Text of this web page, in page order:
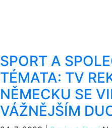
SPORT A
TÉMATA: TV
NĚMECKU SE
VÁŽNĚJŠÍM